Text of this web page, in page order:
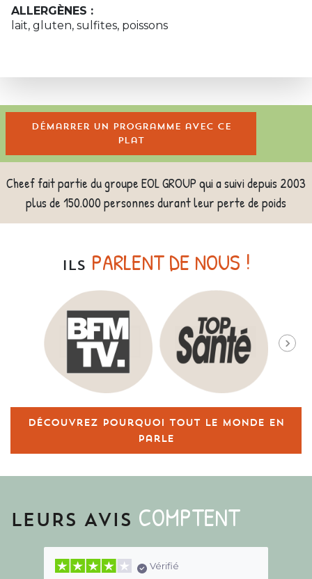
ALLERGÈNES :
lait, gluten, sulfites, poissons
Démarrer un programme avec ce
plat
Cheef fait partie du groupe EOL GROUP qui a suivi depuis 2003
plus de 150.000 personnes durant leur perte de poids
ILS PARLENT DE NOUS !
Découvrez pourquoi tout le monde en
parle
LEURS AVIS COMPTENT
Vérifié